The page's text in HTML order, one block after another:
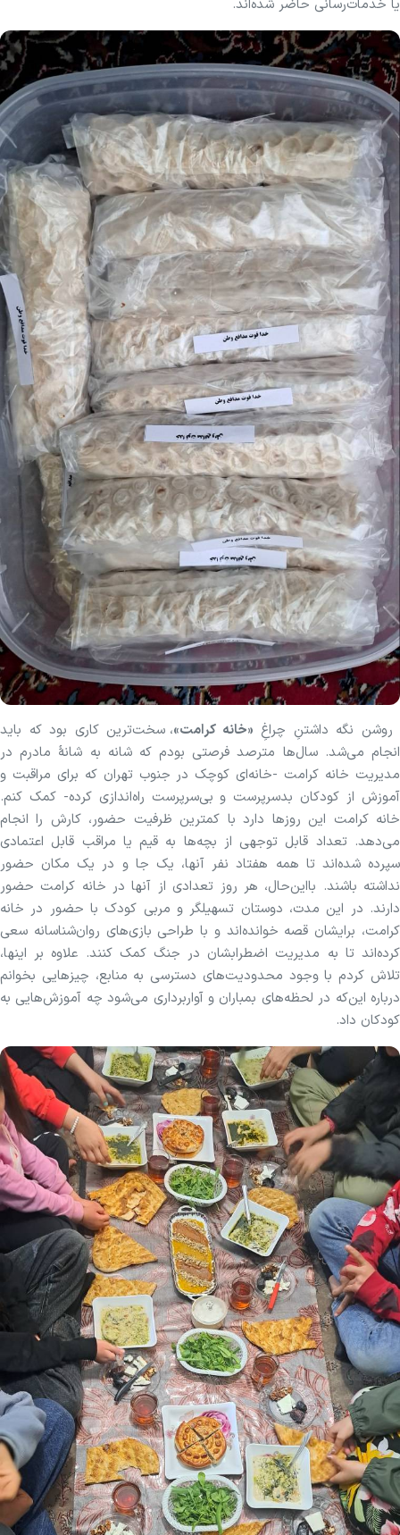
یا خدمات‌رسانی حاضر شده‌اند.
روشن نگه داشتنِ چراغِ «خانه کرامت»، سخت‌ترین کاری بود که باید
انجام می‌شد. سال‌ها مترصد فرصتی بودم که شانه به شانۀ مادرم در
مدیریت خانه کرامت -خانه‌ای کوچک در جنوب تهران که برای مراقبت و
آموزش از کودکان بدسرپرست و بی‌سرپرست راه‌اندازی کرده- کمک کنم.
خانه کرامت این روز‌ها دارد با کمترین ظرفیت حضور، کارش را انجام
می‌دهد. تعداد قابل توجهی از بچه‌ها به قیم یا مراقب قابل اعتمادی
سپرده شده‌اند تا همه هفتاد نفر آنها، یک جا و در یک مکان حضور
نداشته باشند. بااین‌حال، هر روز تعدادی از آنها در خانه کرامت حضور
دارند. در این مدت، دوستان تسهیلگر و مربی کودک با حضور در خانه
کرامت، برایشان قصه خوانده‌اند و با طراحی بازی‌های روان‌شناسانه سعی
کرده‌اند تا به مدیریت اضطرابشان در جنگ کمک کنند. علاوه‌ بر اینها،
تلاش کردم با وجود محدودیت‌های دسترسی به منابع، چیز‌هایی بخوانم
درباره این‌که در لحظه‌های بمباران و آواربرداری می‌شود چه آموزش‌هایی به
کودکان داد.